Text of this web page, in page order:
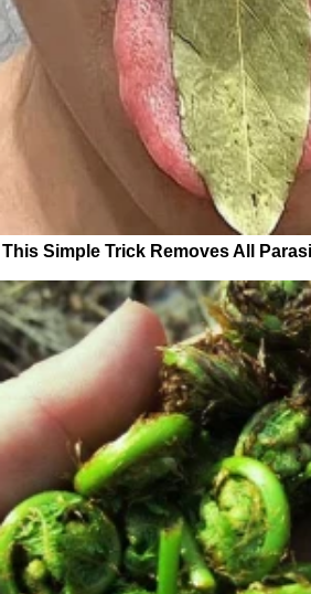
This Simple Trick Removes All